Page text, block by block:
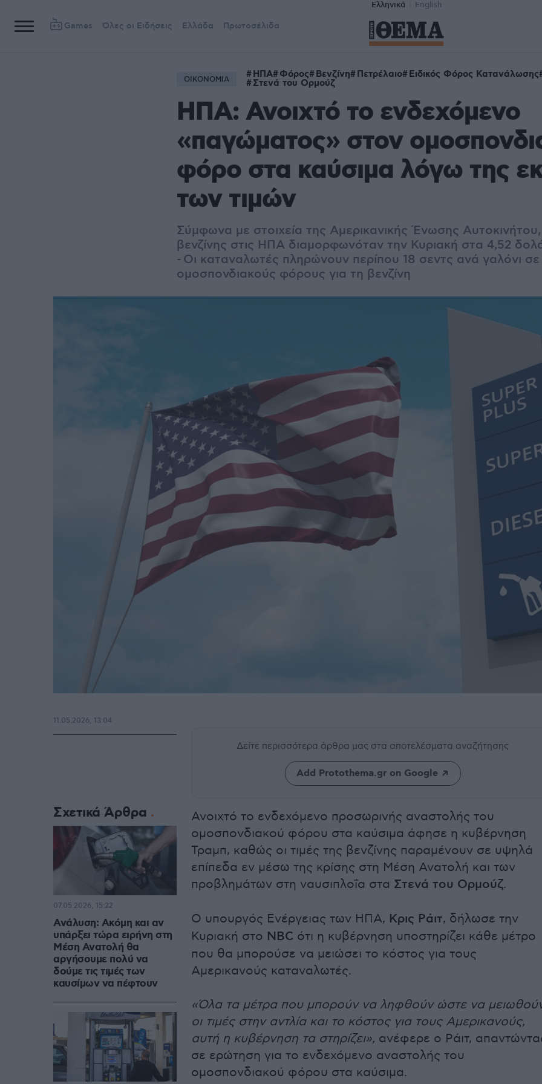
Ελληνικά English
Games Όλες οι Ειδήσεις Ελλάδα Πρωτοσέλιδα
ΟΙΚΟΝΟΜΙΑ ΗΠΑ Φόρος Βενζίνη Πετρέλαιο Ειδικός Φόρος Κατανάλωσης
Στενά του Ορμούζ
ΗΠΑ: Ανοιχτό το ενδεχόμενο
«παγώματος» στον
φόρο στα καύσιμα λόγω της
των τιμών
Σύμφωνα με στοιχεία της Αμερικανικής Ένωσης
βενζίνης στις ΗΠΑ διαμορφωνόταν την Κυριακή στα 4,52
- Οι καταναλωτές πληρώνουν περίπου 18 σεντς ανά γαλόνι σε
ομοσπονδιακούς φόρους για τη βενζίνη
Δείτε περισσότερα άρθρα μας στα αποτελέσματα αναζήτησης
Add Protothema.gr on Google
Ανοιχτό το ενδεχόμενο προσωρινής αναστολής του
ομοσπονδιακού φόρου στα καύσιμα άφησε η κυβέρνηση
Τραμπ, καθώς οι τιμές της βενζίνης παραμένουν σε υψηλά
επίπεδα εν μέσω της κρίσης στη Μέση Ανατολή και των
προβλημάτων στη ναυσιπλοΐα στα Στενά του Ορμούζ.
Ο υπουργός Ενέργειας των ΗΠΑ, Κρις Ράιτ, δήλωσε την
Κυριακή στο NBC ότι η κυβέρνηση υποστηρίζει κάθε μέτρο
που θα μπορούσε να μειώσει το κόστος για τους
Αμερικανούς καταναλωτές.
«Όλα τα μέτρα που μπορούν να ληφθούν ώστε να
οι τιμές στην αντλία και το κόστος για τους Αμερικανούς,
αυτή η κυβέρνηση τα στηρίζει», ανέφερε ο Ράιτ,
σε ερώτηση για το ενδεχόμενο αναστολής του
ομοσπονδιακού φόρου στα καύσιμα.
11.05.2026, 13:04
Σχετικά Άρθρα
Ανάλυση: Ακόμη και αν
υπάρξει τώρα ειρήνη στη
Μέση Ανατολή θα
αργήσουμε πολύ να
δούμε τις τιμές των
καυσίμων να πέφτουν
07.05.2026, 15:22